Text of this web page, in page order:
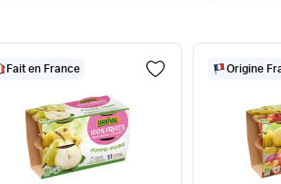
Fait en France Origine